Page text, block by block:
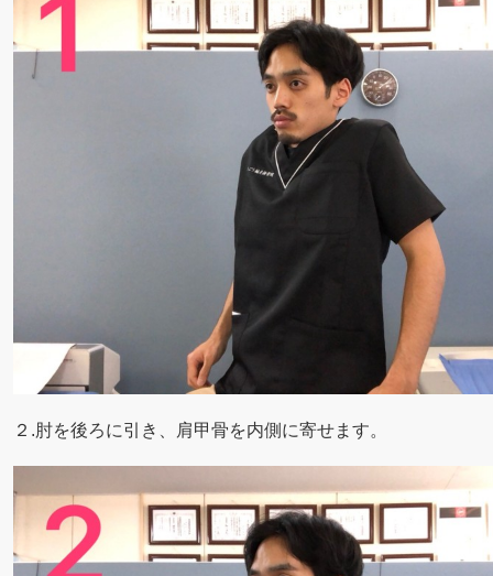
２.肘を後ろに引き、肩甲骨を内側に寄せます。